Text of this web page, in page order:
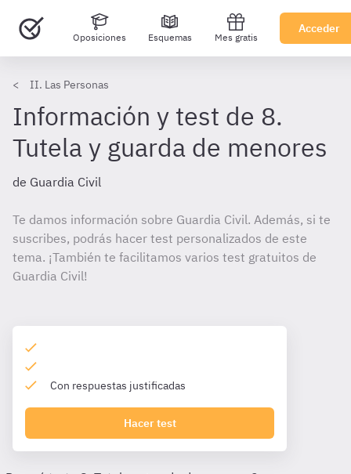
Oposiciones Esquemas Mes gratis
Acceder
II. Las Personas
Información y test de 8.
Tutela y guarda de menores
de Guardia Civil
Te damos información sobre Guardia Civil. Además, si te
suscribes, podrás hacer test personalizados de este
tema. ¡También te facilitamos varios test gratuitos de
Guardia Civil!
Con respuestas justificadas
Hacer test